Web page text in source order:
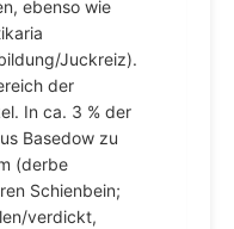
ebenso wie
Juckreiz).
der
In ca. 3 % der
Basedow zu
(derbe
Schienbein;
verdickt,